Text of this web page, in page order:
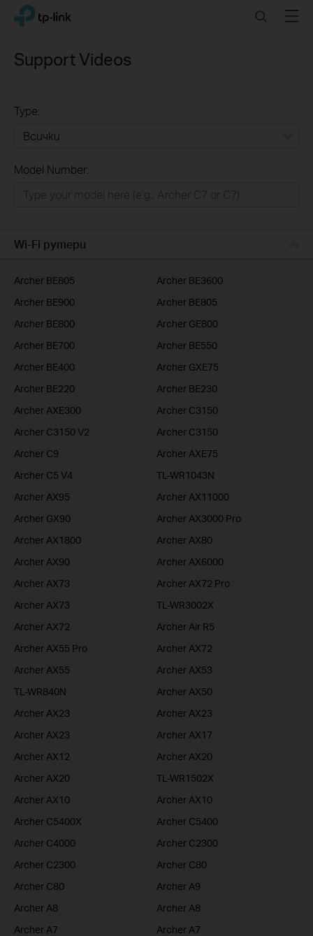
Click
navigation
TP-Link, Reliably Smart SearchMenu
Support Videos
Type:
Бизнес решения
Model Number:
Wi-Fi рутери
Archer BE805
Archer BE3600
Archer BE900
Archer BE805
Archer BE800
Archer GE800
Archer BE700
Archer BE550
Archer BE400
Archer GXE75
Archer BE220
Archer BE230
Archer AXE300
Archer C3150
Archer C3150 V2
Archer C3150
Archer C9
Archer AXE75
Archer C5 V4
TL-WR1043N
Archer AX95
Archer AX11000
Archer GX90
Archer AX3000 Pro
Archer AX1800
Archer AX80
Archer AX90
Archer AX6000
Archer AX73
Archer AX72 Pro
Archer AX73
TL-WR3002X
Archer AX72
Archer Air R5
Archer AX55 Pro
Archer AX72
Archer AX55
Archer AX53
TL-WR840N
Archer AX50
Archer AX23
Archer AX23
Archer AX23
Archer AX17
Archer AX12
Archer AX20
Archer AX20
TL-WR1502X
Archer AX10
Archer AX10
Archer C5400X
Archer C5400
Archer C4000
Archer C2300
Archer C2300
Archer C80
Archer C80
Archer A9
Archer A8
Archer A8
Archer A7
Archer A7